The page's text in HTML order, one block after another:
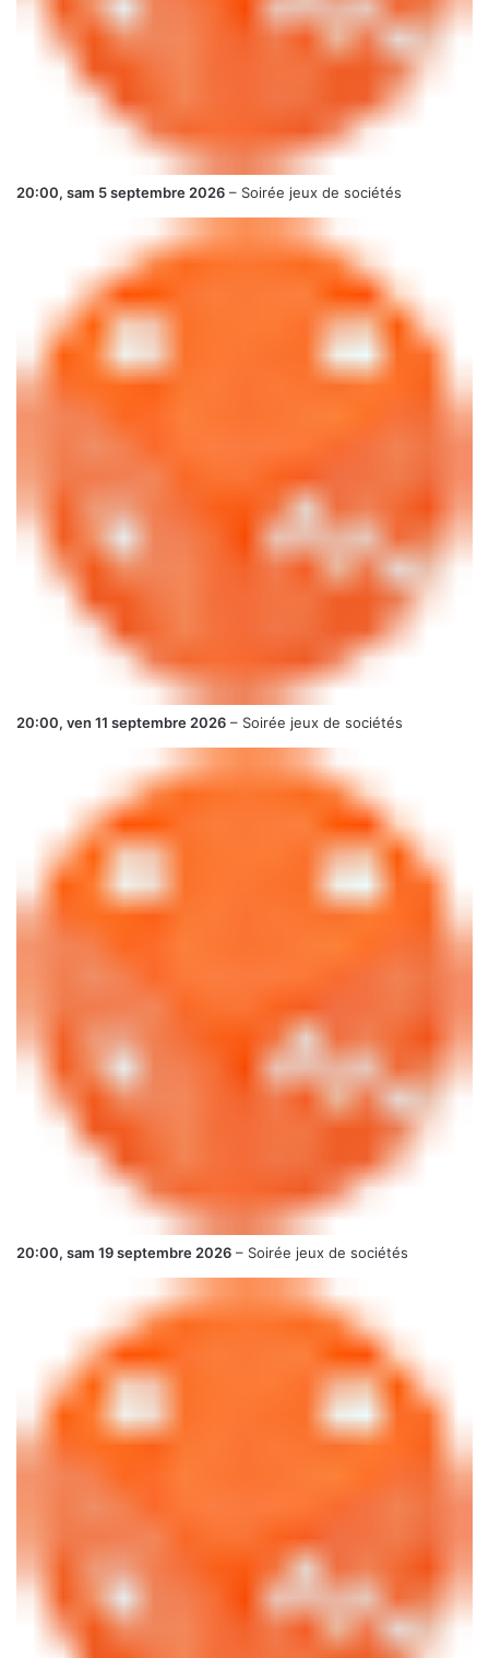
20:00, sam 5 septembre 2026 – Soirée jeux de sociétés
20:00, ven 11 septembre 2026 – Soirée jeux de sociétés
20:00, sam 19 septembre 2026 – Soirée jeux de sociétés